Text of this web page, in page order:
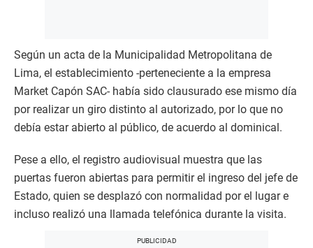
Según un acta de la Municipalidad Metropolitana de
Lima, el establecimiento -perteneciente a la empresa
Market Capón SAC- había sido clausurado ese mismo día
por realizar un giro distinto al autorizado, por lo que no
debía estar abierto al público, de acuerdo al dominical.
Pese a ello, el registro audiovisual muestra que las
puertas fueron abiertas para permitir el ingreso del jefe de
Estado, quien se desplazó con normalidad por el lugar e
incluso realizó una llamada telefónica durante la visita.